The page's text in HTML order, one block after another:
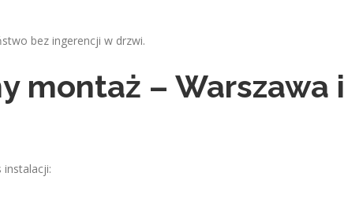
bez ingerencji w drzwi.
montaż – Warszawa i
instalacji: